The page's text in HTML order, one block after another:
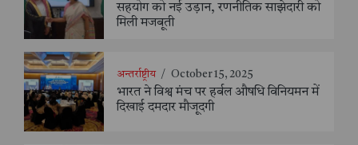
सहयोग को नई उड़ान, रणनीतिक साझेदारी को
मिली मजबूती
अन्तर्राष्ट्रीय / October 15, 2025
भारत ने विश्व मंच पर हर्बल औषधि विनियमन में
दिखाई दमदार मौजूदगी